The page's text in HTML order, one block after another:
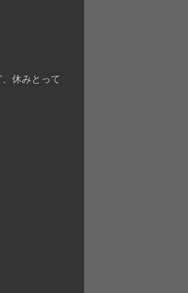
休みとって